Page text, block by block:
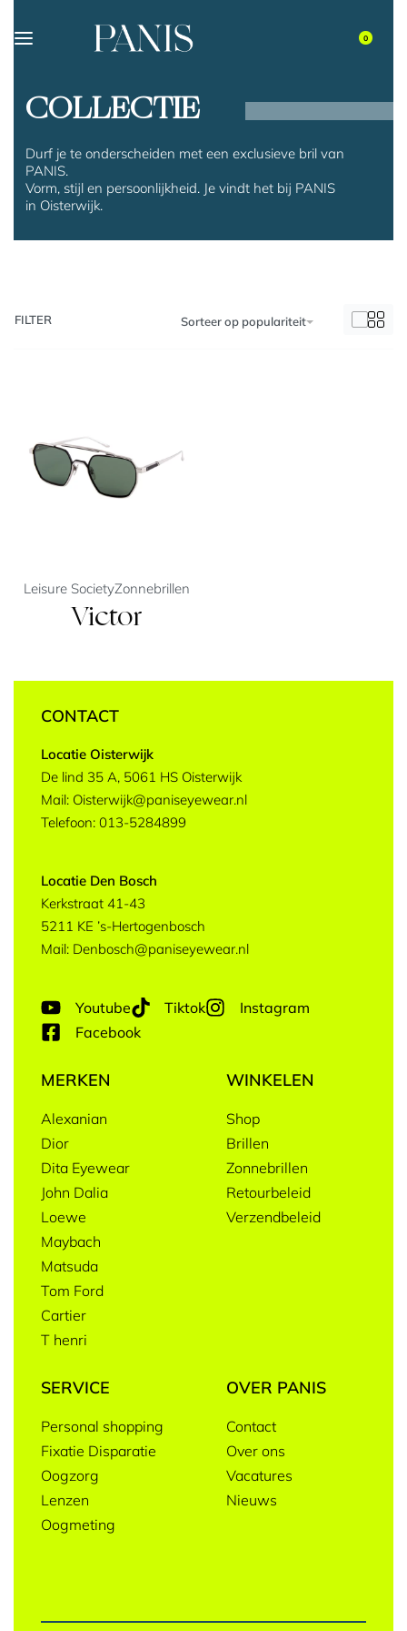
0
COLLECTIE
Durf je te onderscheiden met een exclusieve bril van
PANIS.
Vorm, stijl en persoonlijkheid. Je vindt het bij PANIS
in Oisterwijk.
Sorteer op populariteit
FILTER
Leisure SocietyZonnebrillen
Victor
CONTACT
Locatie Oisterwijk
De lind 35 A, 5061 HS Oisterwijk
Mail: Oisterwijk@paniseyewear.nl
Telefoon: 013-5284899
Locatie Den Bosch
Kerkstraat 41-43
5211 KE ’s-Hertogenbosch
Mail: Denbosch@paniseyewear.nl
Youtube Tiktok
Instagram
Facebook
MERKEN
Alexanian
Dior
Dita Eyewear
John Dalia
Loewe
Maybach
Matsuda
Tom Ford
Cartier
T henri
WINKELEN
Shop
Brillen
Zonnebrillen
Retourbeleid
Verzendbeleid
SERVICE
Personal shopping
Fixatie Disparatie
Oogzorg
Lenzen
Oogmeting
OVER PANIS
Contact
Over ons
Vacatures
Nieuws